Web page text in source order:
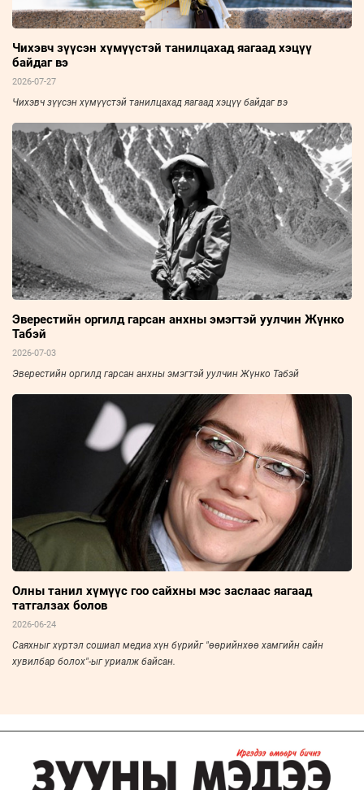
Чихэвч зүүсэн хүмүүстэй танилцахад яагаад хэцүү
байдаг вэ
2026-07-27
Чихэвч зүүсэн хүмүүстэй танилцахад яагаад хэцүү байдаг вэ
Эверестийн оргилд гарсан анхны эмэгтэй уулчин Жүнко
Табэй
2026-07-03
Эверестийн оргилд гарсан анхны эмэгтэй уулчин Жүнко Табэй
Олны танил хүмүүс гоо сайхны мэс заслаас яагаад
татгалзах болов
2026-06-24
Саяхныг хүртэл сошиал медиа хүн бүрийг "өөрийнхөө хамгийн сайн
хувилбар болох"-ыг уриалж байсан.